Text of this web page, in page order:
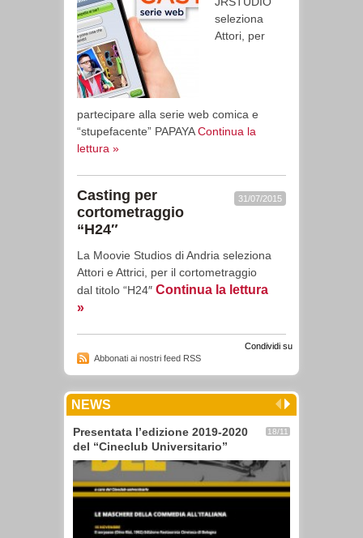
seleziona
Attori, per
partecipare alla serie web comica e
“stupefacente” PAPAYAContinua la
lettura »
31/07/2015
Casting per
cortometraggio
“H24″
La Moovie Studios di Andria seleziona
Attori e Attrici, per il cortometraggio
dal titolo “H24″ Continua la lettura
»
Condividi su
Abbonati ai nostri feed RSS
NEWS
18/11
Presentata l’edizione 2019-2020
del “Cineclub Universitario”